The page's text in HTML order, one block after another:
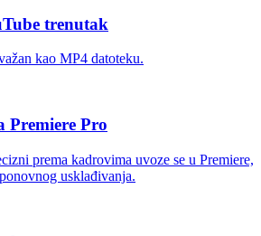
trenutak
kao MP4 datoteku.
Premiere Pro
prema kadrovima uvoze se u Premiere,
usklađivanja.